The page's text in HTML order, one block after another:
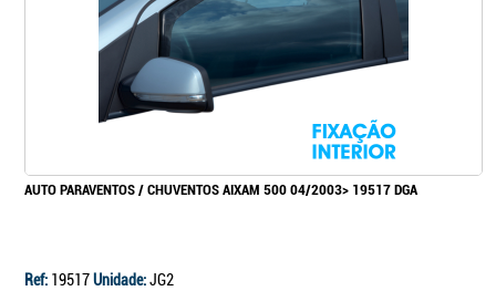
AUTO PARAVENTOS / CHUVENTOS AIXAM 500 04/2003> 19517 DGA
Ref: 19517Unidade:JG2